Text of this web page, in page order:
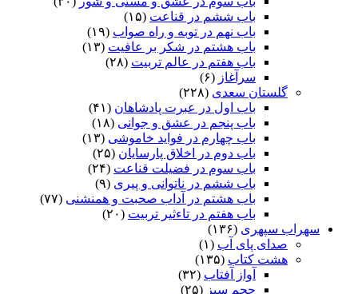
باب ششم در قناعت (۱۵)
باب نهم در توبه و راه صواب (۱۹)
باب هشتم در شکر بر عافیت (۱۳)
باب هفتم در عالم تربیت (۲۸)
سرآغاز (۶)
گلستان سعدی (۲۲۸)
باب اول در عبرت پادشاهان (۴۱)
باب پنجم در عشق و جوانى (۱۸)
باب چهارم در فواید خاموشى (۱۳)
باب دوم در اخلاق پارسایان (۲۵)
باب سوم در فضیلت قناعت (۲۴)
باب ششم در ناتوانى و پیرى (۹)
باب هشتم در آداب صحبت و همنشنى (۷۷)
باب هفتم در تاءثیر تربیت (۲۰)
سهراب سپهری (۱۳۶)
صدای پای آب (۱)
هشت کتاب (۱۳۵)
آواز آفتاب (۳۲)
حجم سبز (۲۵)